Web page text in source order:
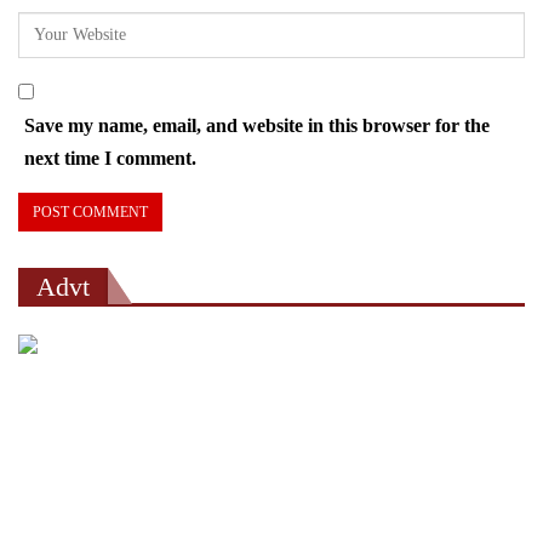
Save my name, email, and website in this browser for the
next time I comment.
Advt